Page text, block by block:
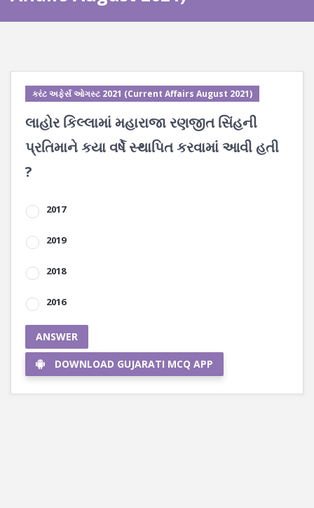
કરંટ અફેર્સ ઓગસ્ટ 2021 (Current Affairs August 2021)
લાહોર કિલ્લામાં મહારાજા રણજીત સિંહની
પ્રતિમાને કયા વર્ષે સ્થાપિત કરવામાં આવી હતી
?
2017
2019
2018
2016
ANSWER
DOWNLOAD GUJARATI MCQ APP